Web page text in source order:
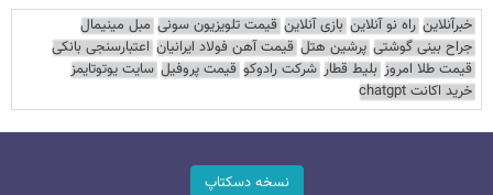
خبرآنلاین راه نو آنلاین بازی آنلاین قیمت تلویزیون سونی مبل مینیمال
جراح بینی گوشتی پرشین هتل قیمت آهن فولاد ایرانیان اعتبارسنجی بانکی
قیمت طلا امروز بلیط قطار شرکت رادوکو قیمت پروفیل سایت یوتوتایمز
خرید اکانت chatgpt
نسخه دسکتاپ